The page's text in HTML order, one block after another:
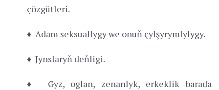
çözgütleri.
♦ Adam seksuallygy we onuň çylşyrymlylygy.
♦ Jynslaryň deňligi.
♦ Gyz, oglan, zenanlyk, erkeklik barada